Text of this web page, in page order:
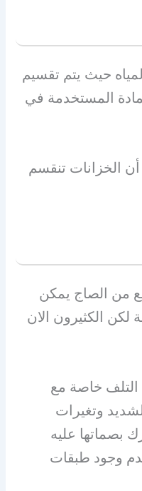
حيث يتم تقسيم
المستخدمة في
الخزانات تنقسم
من الصاج يمكن
لكن الكثيرون الان
التلف خاصة مع
وتغيرات
بصماتها عليه
وجود طبقات